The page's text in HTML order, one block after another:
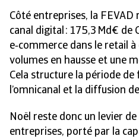
Côté entreprises, la FEVAD
canal digital : 175,3 Md€ de
e‑commerce dans le retail à
volumes en hausse et une
Cela structure la période de
l’omnicanal et la diffusion
Noël reste donc un levier
entreprises, porté par la